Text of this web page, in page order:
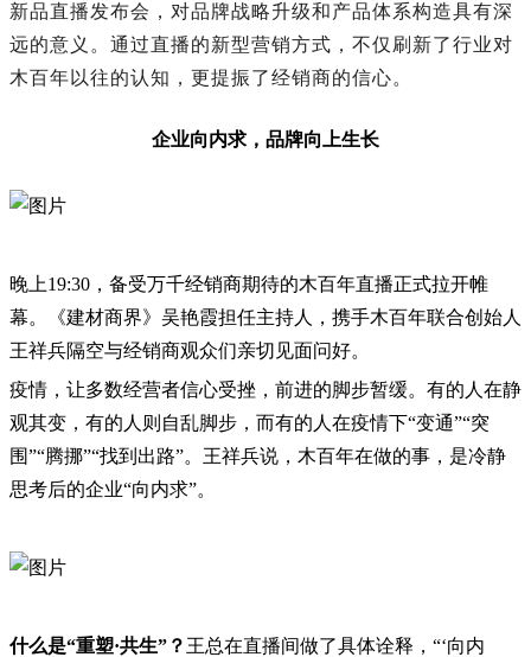
新品直播发布会，对品牌战略升级和产品体系构造具有深
远的意义。通过直播的新型营销方式，不仅刷新了行业对
木百年以往的认知，更提振了经销商的信心。
企业向内求，品牌向上生长
晚上19:30，备受万千经销商期待的木百年直播正式拉开帷
幕。《建材商界》吴艳霞担任主持人，携手木百年联合创始人
王祥兵隔空与经销商观众们亲切见面问好。
疫情，让多数经营者信心受挫，前进的脚步暂缓。有的人在静
观其变，有的人则自乱脚步，而有的人在疫情下“变通”“突
围”“腾挪”“找到出路”。王祥兵说，木百年在做的事，是冷静
思考后的企业“向内求”。
什么是“重塑·共生”？ 王总在直播间做了具体诠释，“‘向内